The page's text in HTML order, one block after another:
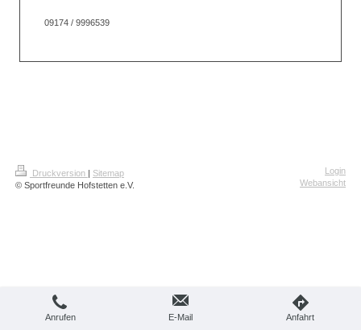
09174 / 9996539
Druckversion
Sitemap
© Sportfreunde Hofstetten e.V.
Login
Webansicht
Anrufen E-Mail Anfahrt